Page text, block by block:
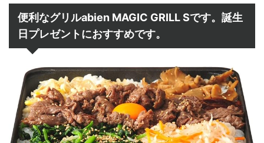
便利なグリルabien MAGIC GRILL Sです。誕生
日プレゼントにおすすめです。